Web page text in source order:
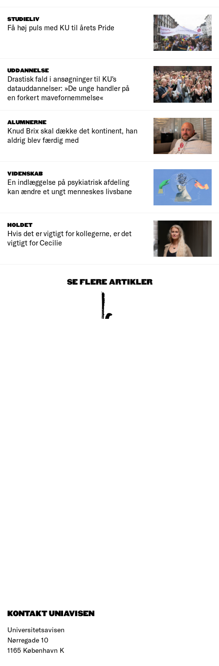
STUDIELIV
Få høj puls med KU til årets Pride
UDDANNELSE
Drastisk fald i ansøgninger til KU's
datauddannelser: »De unge handler på
en forkert mavefornemmelse«
ALUMNERNE
Knud Brix skal dække det kontinent, han
aldrig blev færdig med
VIDENSKAB
En indlæggelse på psykiatrisk afdeling
kan ændre et ungt menneskes livsbane
HOLDET
Hvis det er vigtigt for kollegerne, er det
vigtigt for Cecilie
SE FLERE ARTIKLER
KONTAKT UNIAVISEN
Universitetsavisen
Nørregade 10
1165 København K